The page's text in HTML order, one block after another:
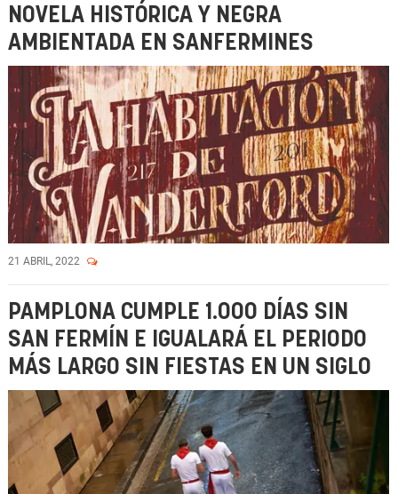
NOVELA HISTÓRICA Y NEGRA
AMBIENTADA EN SANFERMINES
21 ABRIL, 2022
PAMPLONA CUMPLE 1.000 DÍAS SIN
SAN FERMÍN E IGUALARÁ EL PERIODO
MÁS LARGO SIN FIESTAS EN UN SIGLO